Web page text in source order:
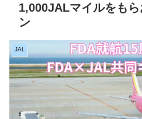
1,000JALマイルをも
ン
JAL